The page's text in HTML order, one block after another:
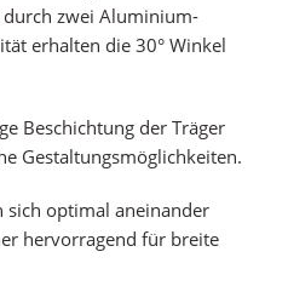
zwei Aluminium-
erhalten die 30° Winkel
Beschichtung der Träger
Gestaltungsmöglichkeiten.
sich optimal aneinander
hervorragend für breite